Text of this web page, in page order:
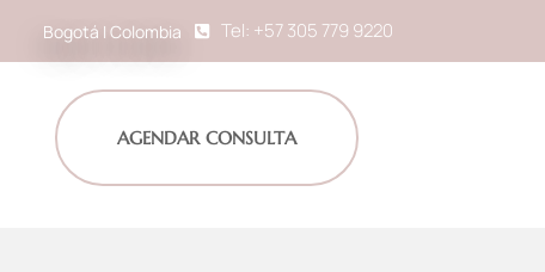
Bogotá I Colombia Tel: +57 305 779 9220
AGENDAR CONSULTA